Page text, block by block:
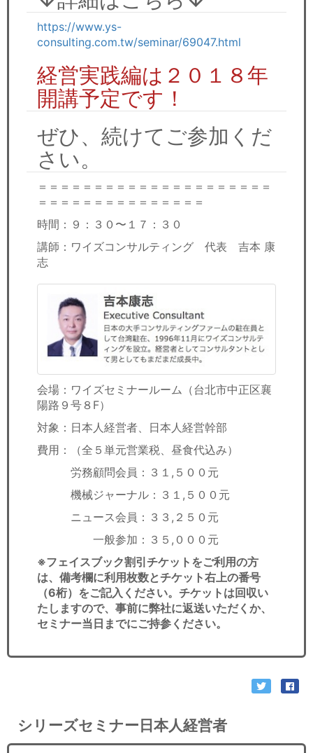
https://www.ys-
consulting.com.tw/seminar/69047.html
経営実践編は２０１８年
開講予定です！
ぜひ、続けてご参加くだ
さい。
＝＝＝＝＝＝＝＝＝＝＝＝＝＝＝＝＝＝＝＝＝
＝＝＝＝＝＝＝＝＝＝＝＝＝＝＝
時間：９：３０〜１７：３０
講師：ワイズコンサルティング 代表 吉本 康
志
会場：ワイズセミナールーム（台北市中正区襄
陽路９号８F）
対象：日本人経営者、日本人経営幹部
費用：（全５単元営業税、昼食代込み）
労務顧問会員：３１,５００元
機械ジャーナル：３１,５００元
ニュース会員：３３,２５０元
一般参加：３５,０００元
※フェイスブック割引チケットをご利用の方
は、備考欄に利用枚数とチケット右上の番号
（6桁）をご記入ください。チケットは回収い
たしますので、事前に弊社に返送いただくか、
セミナー当日までにご持参ください。
シリーズセミナー日本人経営者